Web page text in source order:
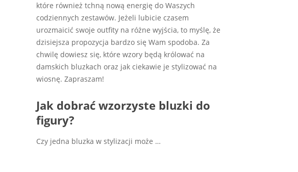
które również tchną nową energię do Waszych
codziennych zestawów. Jeżeli lubicie czasem
urozmaicić swoje outfity na różne wyjścia, to myślę, że
dzisiejsza propozycja bardzo się Wam spodoba. Za
chwilę dowiesz się, które wzory będą królować na
damskich bluzkach oraz jak ciekawie je stylizować na
wiosnę. Zapraszam!
Jak dobrać wzorzyste bluzki do
figury?
Czy jedna bluzka w stylizacji może …